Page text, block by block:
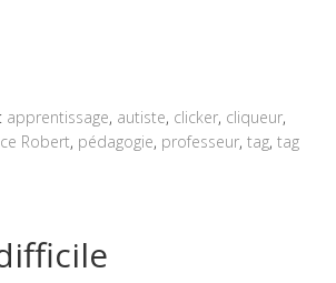
apprentissage, autiste, clicker, cliqueur,
Robert, pédagogie, professeur, tag, tag